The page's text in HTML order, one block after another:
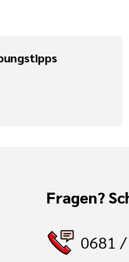
Fragen?
0681